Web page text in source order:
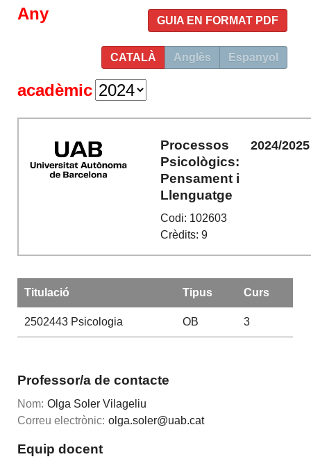
GUIA EN FORMAT PDF
CATALÀ Anglès Espanyol
Any
acadèmic
Processos
Psicològics:
Pensament i
Llenguatge
Codi: 102603
Crèdits: 9
2024/2025
Titulació Tipus Curs
2502443Psicologia OB 3
Professor/a de contacte
Nom: Olga Soler Vilageliu
Correu electrònic: olga.soler@uab.cat
Equip docent